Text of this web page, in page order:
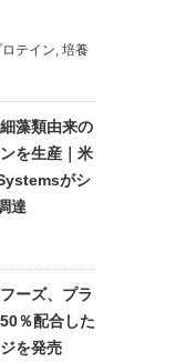
テイン 培養
藻類由来の
を生産｜米
がシ
達
ーズ、プラ
％配合した
を発売